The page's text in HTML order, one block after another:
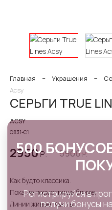
Главная − Украшения −
Acsy
СЕРЬГИ TRUE
ACSY
С831-С1
2950Р. 5900Р.
Как будто классика.
Пока не посмотришь ближе.
Линии живые. Как ты.
500
Регистрируйся в
получи бонусы